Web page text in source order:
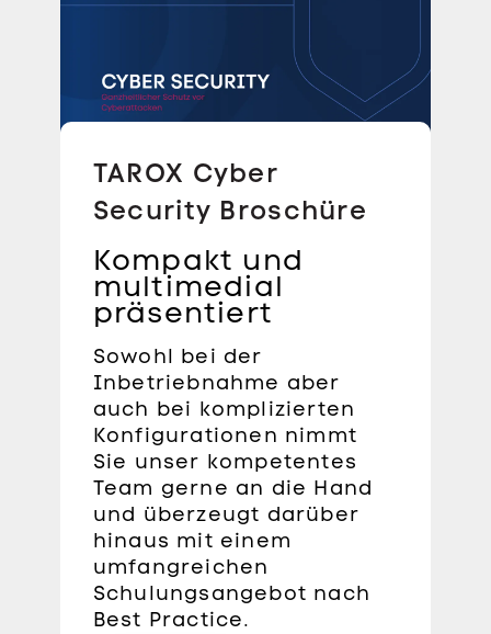
TAROX Cyber
Security Broschüre
Kompakt und
multimedial
präsentiert
Sowohl bei der
Inbetriebnahme aber
auch bei komplizierten
Konfigurationen nimmt
Sie unser kompetentes
Team gerne an die Hand
und überzeugt darüber
hinaus mit einem
umfangreichen
Schulungsangebot nach
Best Practice.